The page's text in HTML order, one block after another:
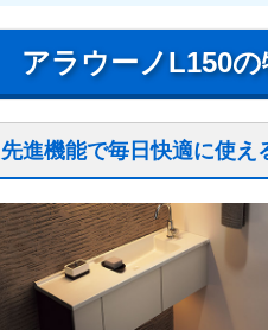
アラウーノL150の
先進機能で毎日快適に使え